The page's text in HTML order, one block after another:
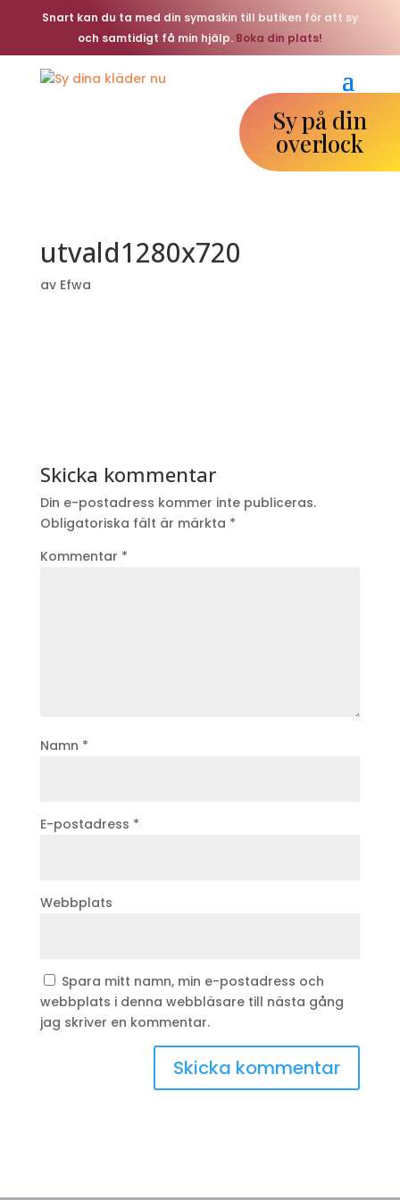
Snart kan du ta med din symaskin till butiken för att sy
och samtidigt få min hjälp. Boka din plats!
Sy på din
overlock
utvald1280x720
av Efwa
Skicka kommentar
Din e-postadress kommer inte publiceras.
Obligatoriska fält är märkta *
Kommentar *
Namn *
E-postadress *
Webbplats
Spara mitt namn, min e-postadress och
webbplats i denna webbläsare till nästa gång
jag skriver en kommentar.